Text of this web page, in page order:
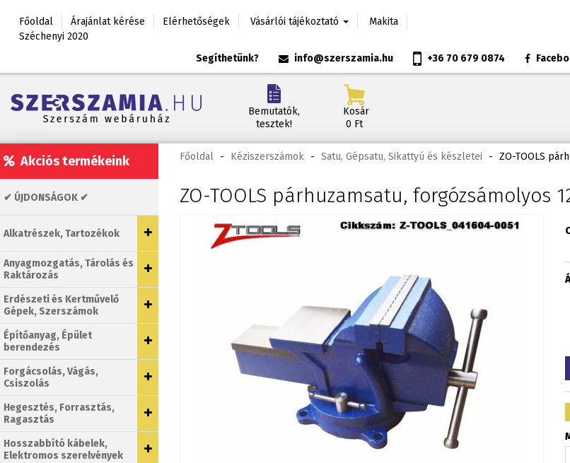
Főoldal Árajánlat kérése Elérhetőségek Vásárlói tájékoztató
Makita
Széchenyi 2020
Segíthetünk? info@szerszamia.hu +36 70 679 0874
Bemutatók,
tesztek!
Kosár
0 Ft
Akciós termékeink
✔ ÚJDONSÁGOK ✔
Alkatrészek, Tartozékok
Anyagmozgatás, Tárolás és
Raktározás
Erdészeti és Kertművelő
Gépek, Szerszámok
Építőanyag, Épület
berendezés
Forgácsolás, Vágás,
Csiszolás
Hegesztés, Forrasztás,
Ragasztás
Hosszabbító kábelek,
Elektromos szerelvények
Főoldal - Kéziszerszámok - Satu, Gépsatu, Sikattyú és készletei - ZO-TOOLS
ZO-TOOLS párhuzamsatu, forgózsámolyos